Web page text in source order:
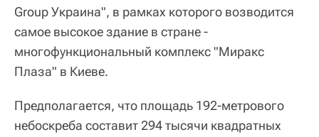
Group Украина", в рамках которого возводится
самое высокое здание в стране -
многофункциональный комплекс "Миракс
Плаза" в Киеве.
Предполагается, что площадь 192-метрового
небоскреба составит 294 тысячи квадратных